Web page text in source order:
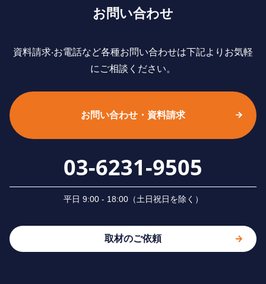
お問い合わせ
資料請求‧お電話など各種お問い合わせは下記よりお気軽
にご相談ください。
お問い合わせ・資料請求
03-6231-9505
平⽇ 9:00 - 18:00（⼟⽇祝⽇を除く）
取材のご依頼